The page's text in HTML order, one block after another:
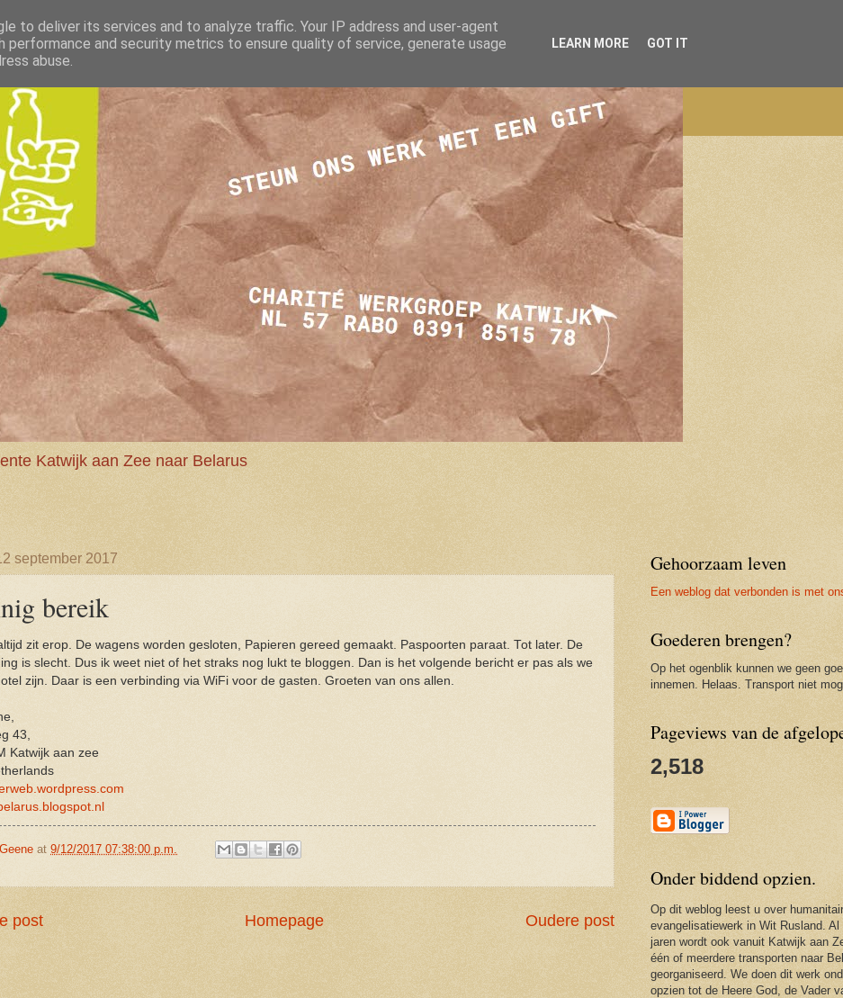
Katwijk aan Zee naar Belarus
september 2017
bereik
zit erop. De wagens worden gesloten, Papieren gereed gemaakt. Paspoorten paraat. Tot later. De
is slecht. Dus ik weet niet of het straks nog lukt te bloggen. Dan is het volgende bericht er pas als we
zijn. Daar is een verbinding via WiFi voor de gasten. Groeten van ons allen.
43,
Katwijk aan zee
at 9/12/2017 07:38:00 p.m.
post Oudere post
Homepage
Gehoorzaam leven
Een weblog dat verbonden is met
Goederen brengen?
Op het ogenblik kunnen we geen
innemen. Helaas. Transport niet
Pageviews van de
2,518
Onder biddend opzien.
Op dit weblog leest u over
evangelisatiewerk in Wit Rusland. Al
jaren wordt ook vanuit Katwijk aan
één of meerdere transporten naar
georganiseerd. We doen dit werk
opzien tot de Heere God, de Vader
to deliver its services and to analyze traffic. Your IP address and user-agent
performance and security metrics to ensure quality of service, generate usage
abuse.
LEARN MORE GOT IT